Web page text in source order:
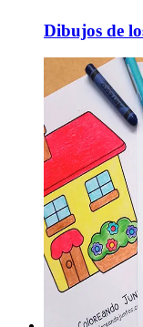
Dibujos de